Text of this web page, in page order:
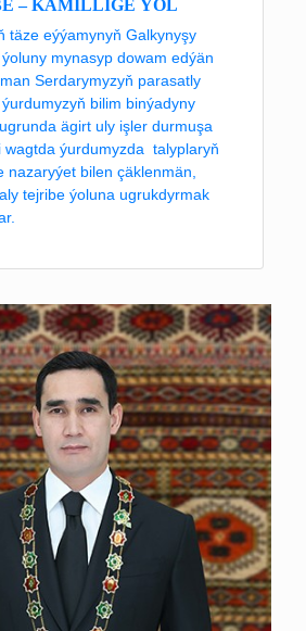
– KÄMILLIGE ÝOL
täze eýýamynyň Galkynyşy
mynasyp dowam edýän
Serdarymyzyň parasatly
bilim binýadyny
ägirt uly işler durmuşa
wagtda ýurdumyzda talyplaryň
nazaryýet bilen çäklenmän,
tejribe ýoluna ugrukdyrmak